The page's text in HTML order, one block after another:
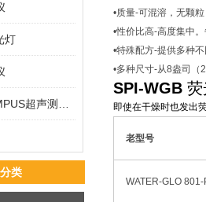
灯
类
•质量-可混溶，无颗
•性价比高-高度集中
•特殊配方-提供多种
•多种尺寸-从8盎司
SPI-WGB 荧
即使在干燥时也发出
老型号
WATER-GLO 801-